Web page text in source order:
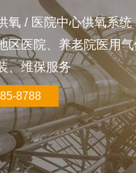
氧 / 医院中心供氧系统
区医院、养老院医用
、维保服务
8788